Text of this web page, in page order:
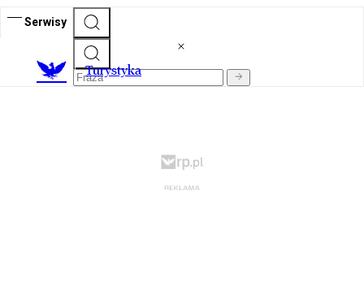
Serwisy
Turystyka